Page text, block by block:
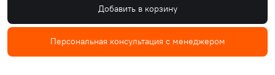
Добавить в корзину
Персональная консультация с менеджером